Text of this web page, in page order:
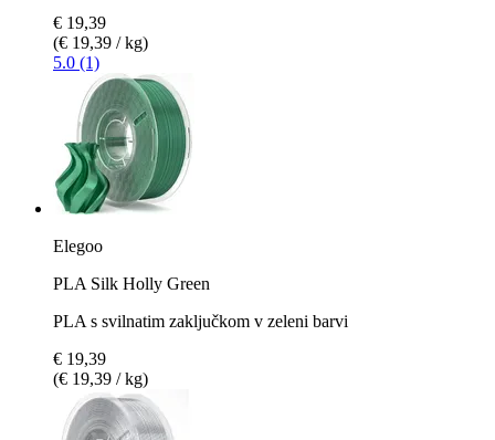
€ 19,39
(€ 19,39 / kg)
5.0 (1)
Elegoo
PLA Silk Holly Green
PLA s svilnatim zaključkom v zeleni barvi
€ 19,39
(€ 19,39 / kg)